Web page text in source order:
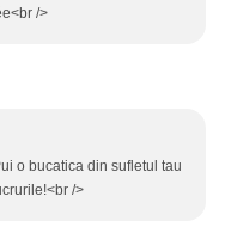
/>
o bucatica din sufletul tau
/>